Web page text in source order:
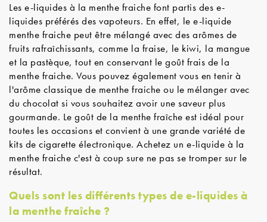
Les e-liquides à la menthe fraiche font partis des e-
liquides préférés des vapoteurs. En effet, le e-liquide
menthe fraiche peut être mélangé avec des arômes de
fruits rafraîchissants, comme la fraise, le kiwi, la mangue
et la pastèque, tout en conservant le goût frais de la
menthe fraiche. Vous pouvez également vous en tenir à
l'arôme classique de menthe fraiche ou le mélanger avec
du chocolat si vous souhaitez avoir une saveur plus
gourmande. Le goût de la menthe fraîche est idéal pour
toutes les occasions et convient à une grande variété de
kits de cigarette électronique. Achetez un e-liquide à la
menthe fraiche c'est à coup sure ne pas se tromper sur le
résultat.
Quels sont les différents types de e-liquides à
la menthe fraîche ?